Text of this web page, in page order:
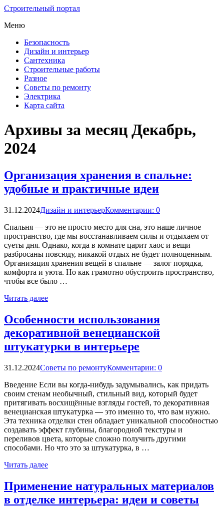
Строительный портал
Меню
Безопасность
Дизайн и интерьер
Сантехника
Строительные работы
Разное
Советы по ремонту
Электрика
Карта сайта
Архивы за месяц Декабрь,
2024
Организация хранения в спальне:
удобные и практичные идеи
31.12.2024Дизайн и интерьерКомментарии: 0
Спальня — это не просто место для сна, это наше личное
пространство, где мы восстанавливаем силы и отдыхаем от
суеты дня. Однако, когда в комнате царит хаос и вещи
разбросаны повсюду, никакой отдых не будет полноценным.
Организация хранения вещей в спальне — залог порядка,
комфорта и уюта. Но как грамотно обустроить пространство,
чтобы все было …
Читать далее
Особенности использования
декоративной венецианской
штукатурки в интерьере
31.12.2024Советы по ремонтуКомментарии: 0
Введение Если вы когда-нибудь задумывались, как придать
своим стенам необычный, стильный вид, который будет
притягивать восхищённые взгляды гостей, то декоративная
венецианская штукатурка — это именно то, что вам нужно.
Эта техника отделки стен обладает уникальной способностью
создавать эффект глубины, благородной текстуры и
переливов цвета, которые сложно получить другими
способами. Но что это за штукатурка, в …
Читать далее
Применение натуральных материалов
в отделке интерьера: идеи и советы